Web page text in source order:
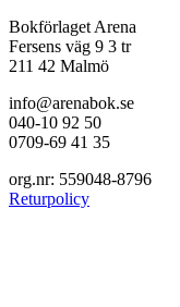
Bokförlaget Arena
Fersens väg 9 3 tr
211 42 Malmö
info@arenabok.se
040-10 92 50
0709-69 41 35
org.nr: 559048-8796
Returpolicy